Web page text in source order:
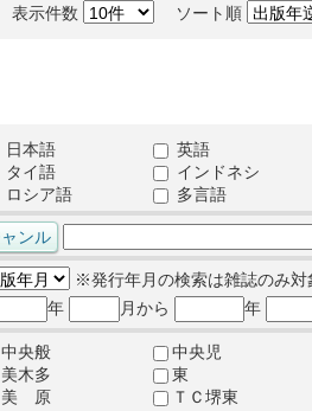
表示件数 ソート順
日本語 英語
タイ語
インドネシ
ロシア語
多言語
※発行年月の検索は雑誌のみ対
年
月から 年
中央般 中央児
美木多
東
美 原
ＴＣ堺東